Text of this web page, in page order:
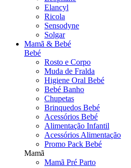
Elancyl
Ricola
Sensodyne
Solgar
Mamã & Bebé
Bebé
Rosto e Corpo
Muda de Fralda
Higiene Oral Bebé
Bebé Banho
Chupetas
Brinquedos Bebé
Acessórios Bebé
Alimentação Infantil
Acessórios Alimentação
Promo Pack Bebé
Mamã
Mamã Pré Parto